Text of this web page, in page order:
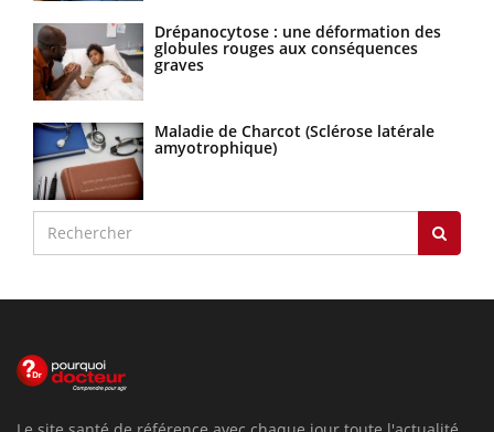
Drépanocytose : une déformation des
globules rouges aux conséquences
graves
Maladie de Charcot (Sclérose latérale
amyotrophique)